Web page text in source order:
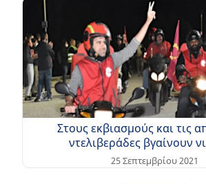
Στους εκβιασμούς και τις
ντελιβεράδες βγαίνουν
25 Σεπτεμβρίου 2021